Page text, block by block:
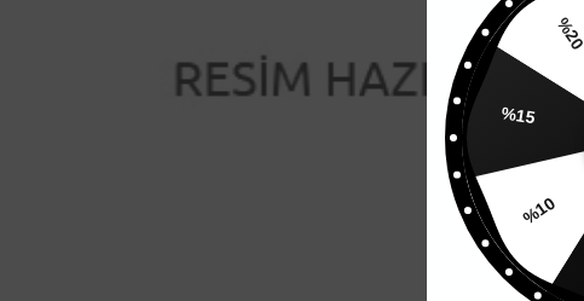
%10
%15
%20